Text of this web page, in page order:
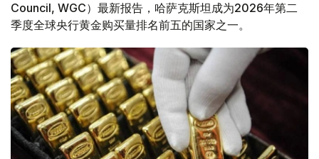
Council, WGC）最新报告，哈萨克斯坦成为2026年第二
季度全球央行黄金购买量排名前五的国家之一。